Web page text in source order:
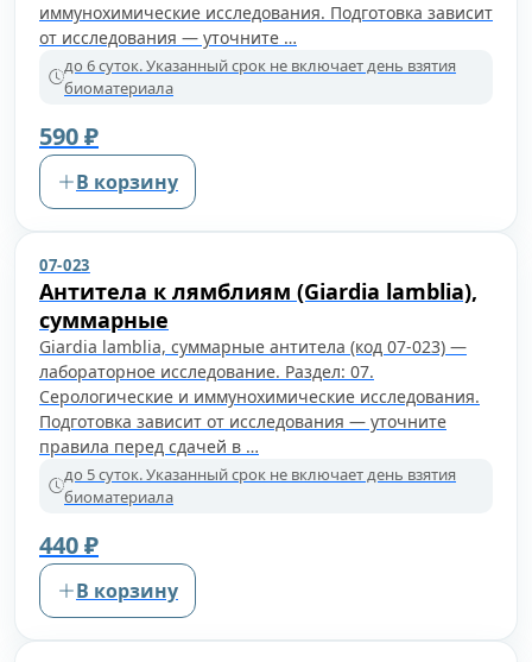
иммунохимические исследования. Подготовка зависит
от исследования — уточните …
до 6 суток. Указанный срок не включает день взятия
биоматериала
590 ₽
В корзину
07-023
Антитела к лямблиям (Giardia lamblia),
суммарные
Giardia lamblia, суммарные антитела (код 07-023) —
лабораторное исследование. Раздел: 07.
Серологические и иммунохимические исследования.
Подготовка зависит от исследования — уточните
правила перед сдачей в …
до 5 суток. Указанный срок не включает день взятия
биоматериала
440 ₽
В корзину